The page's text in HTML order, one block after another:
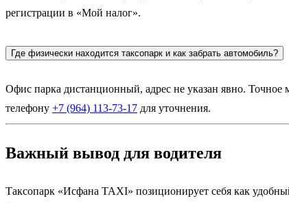
регистрации в «Мой налог».
Где физически находится таксопарк и как забрать автомобиль?
Офис парка дистанционный, адрес не указан явно. Точное
телефону +7 (964) 113-73-17 для уточнения.
Важный вывод для водителя
Таксопарк «Исфана TAXI» позиционирует себя как